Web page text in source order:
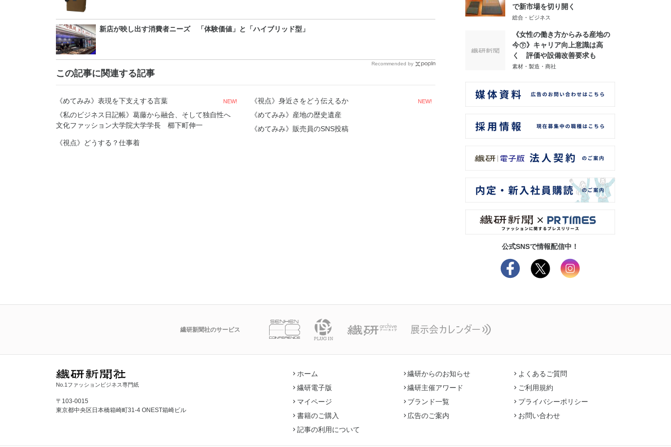
新店が映し出す消費者ニーズ 「体験価値」と「ハイブリッド型」
Recommended by
この記事に関連する記事
《めてみみ》表現を下支えする言葉 NEW! 《視点》身近さをどう伝えるか NEW!
《私のビジネス日記帳》葛藤から融合、そして独自性へ
文化ファッション大学院大学学長 櫛下町伸一
《めてみみ》産地の歴史遺産
《めてみみ》販売員のSNS投稿
《視点》どうする？仕事着
で新市場を切り開く
総合・ビジネス
《女性の働き方からみる産地の
今㊦》キャリア向上意識は高
く 評価や設備改善要求も
素材・製造・商社
公式SNSで情報配信中！
繊研新聞社のサービス
No.1ファッションビジネス専門紙
〒103-0015
東京都中央区日本橋箱崎町31-4 ONEST箱崎ビル
ホーム
繊研電子版
マイページ
書籍のご購入
記事の利用について
繊研からのお知らせ
繊研主催アワード
ブランド一覧
広告のご案内
よくあるご質問
ご利用規約
プライバシーポリシー
お問い合わせ